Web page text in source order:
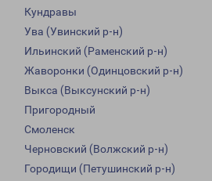
Кундравы
Ува (Увинский р-н)
Ильинский (Раменский р-н)
Жаворонки (Одинцовский р-н)
Выкса (Выксунский р-н)
Пригородный
Смоленск
Черновский (Волжский р-н)
Городищи (Петушинский р-н)